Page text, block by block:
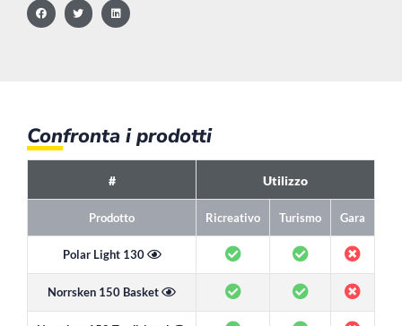
Confronta i prodotti
# Utilizzo
Prodotto Ricreativo Turismo Gara
Polar Light 130
Norrsken 150 Basket